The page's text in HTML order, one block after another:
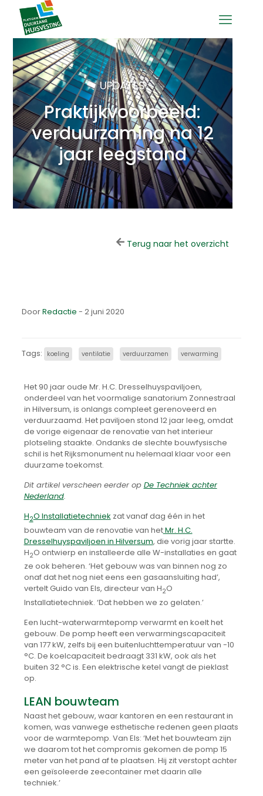
UPDATES
Praktijkvoorbeeld:
verduurzaming na 12
jaar leegstand
Terug naar het overzicht
DoorRedactie - 2 juni 2020
Tags: koeling ventilatie verduurzamen verwarming
Het 90 jaar oude Mr. H.C. Dresselhuyspaviljoen,
onderdeel van het voormalige sanatorium Zonnestraal
in Hilversum, is onlangs compleet gerenoveerd en
verduurzaamd. Het paviljoen stond 12 jaar leeg, omdat
de vorige eigenaar de renovatie van het interieur
plotseling staakte. Ondanks de slechte bouwfysische
schil is het Rijksmonument nu helemaal klaar voor een
duurzame toekomst.
Dit artikel verscheen eerder op De Techniek achter
Nederland.
H2O Installatietechniek zat vanaf dag één in het
bouwteam van de renovatie van hetMr. H.C.
Dresselhuyspaviljoen in Hilversum, die vorig jaar startte.
H2O ontwierp en installeerde alle W-installaties en gaat
ze ook beheren. ‘Het gebouw was van binnen nog zo
onaf dat het nog niet eens een gasaansluiting had’,
vertelt Guido van Els, directeur van H2O
Installatietechniek. ‘Dat hebben we zo gelaten.’
Een lucht-waterwarmtepomp verwarmt en koelt het
gebouw. De pomp heeft een verwarmingscapaciteit
van 177 kW, zelfs bij een buitenluchttemperatuur van -10
°C. De koelcapaciteit bedraagt 331 kW, ook als het
buiten 32 °C is. Een elektrische ketel vangt de pieklast
op.
LEAN bouwteam
Naast het gebouw, waar kantoren en een restaurant in
komen, was vanwege esthetische redenen geen plaats
voor de warmtepomp. Van Els: ‘Met het bouwteam zijn
we daarom tot het compromis gekomen de pomp 15
meter van het pand af te plaatsen. Hij zit verstopt achter
een geïsoleerde zeecontainer met daarin alle
techniek.’